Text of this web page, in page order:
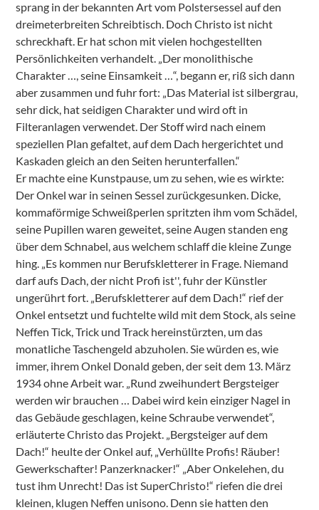
sprang in der bekannten Art vom Polstersessel auf den
dreimeterbreiten Schreibtisch. Doch Christo ist nicht
schreckhaft. Er hat schon mit vielen hochgestellten
Persönlichkeiten verhandelt. „Der monolithische
Charakter …, seine Einsamkeit …“, begann er, riß sich dann
aber zusammen und fuhr fort: „Das Material ist silbergrau,
sehr dick, hat seidigen Charakter und wird oft in
Filteranlagen verwendet. Der Stoff wird nach einem
speziellen Plan gefaltet, auf dem Dach hergerichtet und
Kaskaden gleich an den Seiten herunterfallen.“
Er machte eine Kunstpause, um zu sehen, wie es wirkte:
Der Onkel war in seinen Sessel zurückgesunken. Dicke,
kommaförmige Schweißperlen spritzten ihm vom Schädel,
seine Pupillen waren geweitet, seine Augen standen eng
über dem Schnabel, aus welchem schlaff die kleine Zunge
hing. „Es kommen nur Berufskletterer in Frage. Niemand
darf aufs Dach, der nicht Profi ist'', fuhr der Künstler
ungerührt fort. „Berufskletterer auf dem Dach!“ rief der
Onkel entsetzt und fuchtelte wild mit dem Stock, als seine
Neffen Tick, Trick und Track hereinstürzten, um das
monatliche Taschengeld abzuholen. Sie würden es, wie
immer, ihrem Onkel Donald geben, der seit dem 13. März
1934 ohne Arbeit war. „Rund zweihundert Bergsteiger
werden wir brauchen … Dabei wird kein einziger Nagel in
das Gebäude geschlagen, keine Schraube verwendet“,
erläuterte Christo das Projekt. „Bergsteiger auf dem
Dach!“ heulte der Onkel auf, „Verhüllte Profis! Räuber!
Gewerkschafter! Panzerknacker!“ „Aber Onkelehen, du
tust ihm Unrecht! Das ist SuperChristo!“ riefen die drei
kleinen, klugen Neffen unisono. Denn sie hatten den